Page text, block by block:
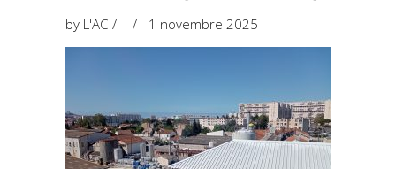
by L'AC 1 novembre 2025